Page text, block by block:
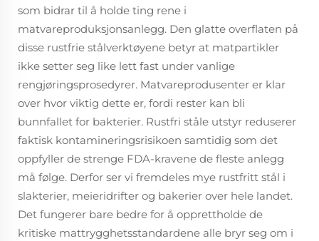
som bidrar til å holde ting rene i
matvareproduksjonsanlegg. Den glatte overflaten på
disse rustfrie stålverktøyene betyr at matpartikler
ikke setter seg like lett fast under vanlige
rengjøringsprosedyrer. Matvareprodusenter er klar
over hvor viktig dette er, fordi rester kan bli
bunnfallet for bakterier. Rustfri ståle utstyr reduserer
faktisk kontamineringsrisikoen samtidig som det
oppfyller de strenge FDA-kravene de fleste anlegg
må følge. Derfor ser vi fremdeles mye rustfritt stål i
slakterier, meieridrifter og bakerier over hele landet.
Det fungerer bare bedre for å opprettholde de
kritiske mattrygghetsstandardene alle bryr seg om i